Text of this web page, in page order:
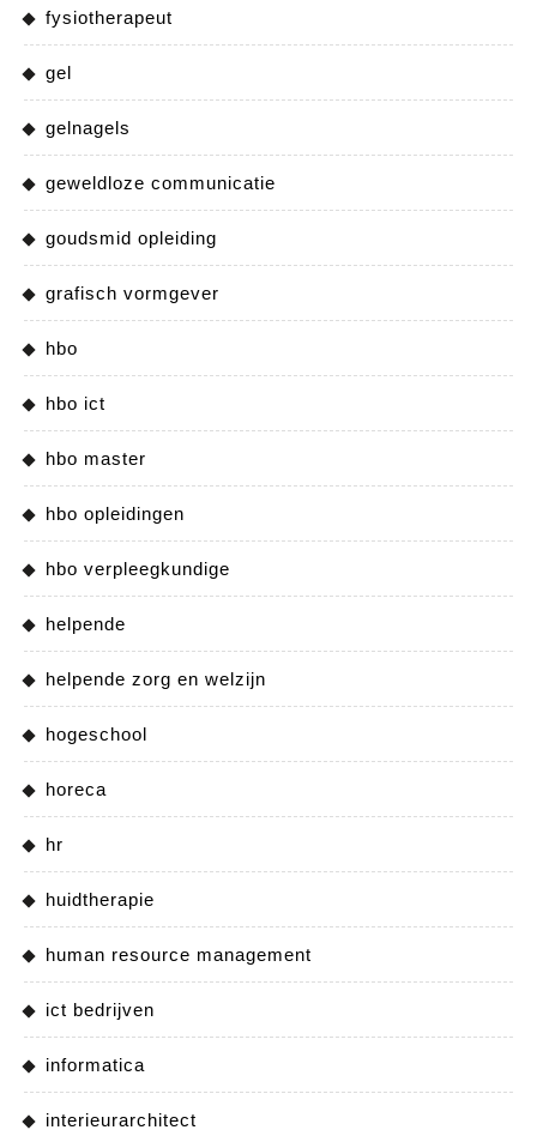
fysiotherapeut
gel
gelnagels
geweldloze communicatie
goudsmid opleiding
grafisch vormgever
hbo
hbo ict
hbo master
hbo opleidingen
hbo verpleegkundige
helpende
helpende zorg en welzijn
hogeschool
horeca
hr
huidtherapie
human resource management
ict bedrijven
informatica
interieurarchitect